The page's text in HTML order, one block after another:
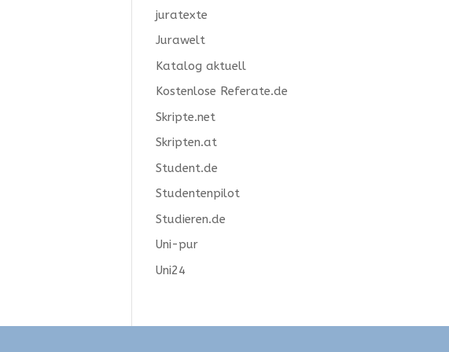
juratexte
Jurawelt
Katalog aktuell
Kostenlose Referate.de
Skripte.net
Skripten.at
Student.de
Studentenpilot
Studieren.de
Uni-pur
Uni24